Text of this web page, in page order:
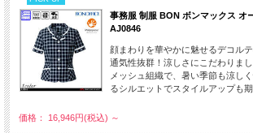
事務服 制服 BON ボンマックス オ
AJ0846
顔まわりを華やかに魅せるデコルテ
通気性抜群！涼しさにこだわりま
メッシュ組織で、暑い季節も涼し
るシルエットでスタイルアップも期
価格： 16,946円(税込) ～